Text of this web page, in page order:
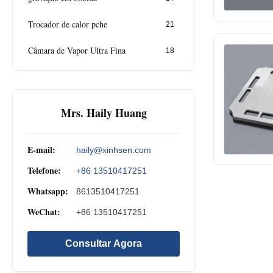
Trocador de calor pche 21
Câmara de Vapor Ultra Fina 18
Mrs. Haily Huang
E-mail: haily@xinhsen.com
Telefone: +86 13510417251
Whatsapp: 8613510417251
WeChat: +86 13510417251
Consultar Agora